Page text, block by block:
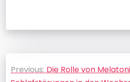
Beitragsnavigation
Previous: Die Rolle von